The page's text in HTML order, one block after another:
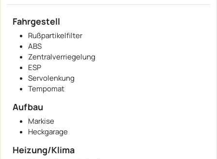
Fahrgestell
Rußpartikelfilter
ABS
Zentralverriegelung
ESP
Servolenkung
Tempomat
Aufbau
Markise
Heckgarage
Heizung/Klima